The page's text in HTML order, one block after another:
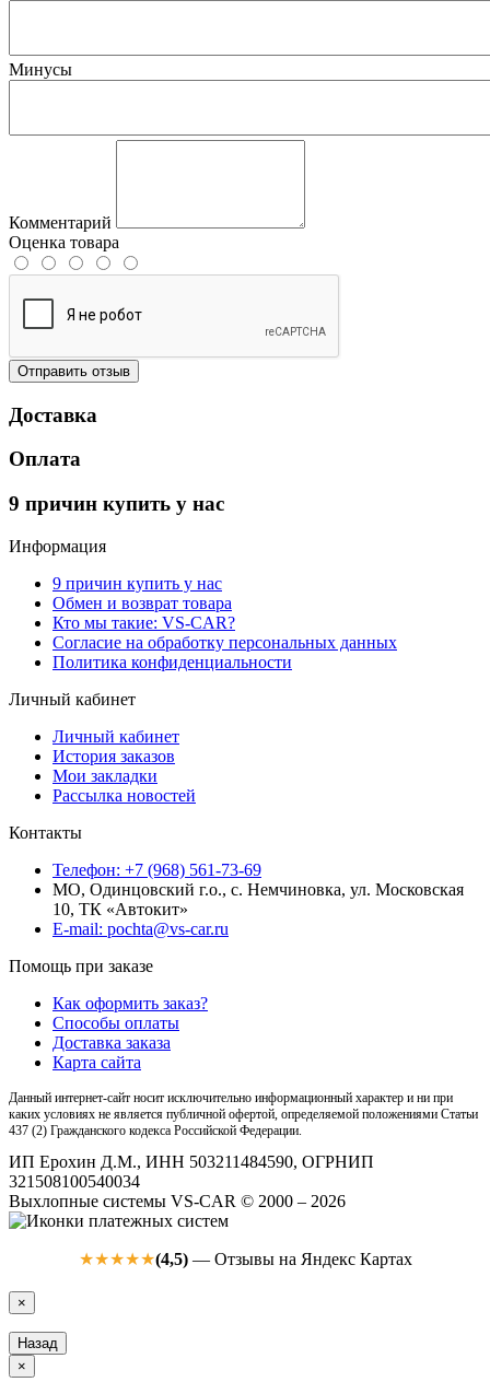
Минусы
Комментарий
Оценка товара
Отправить отзыв
Доставка
Оплата
9 причин купить у нас
Информация
9 причин купить у нас
Обмен и возврат товара
Кто мы такие: VS-CAR?
Согласие на обработку персональных данных
Политика конфиденциальности
Личный кабинет
Личный кабинет
История заказов
Мои закладки
Рассылка новостей
Контакты
Телефон: +7 (968) 561-73-69
МО, Одинцовский г.о., с. Немчиновка, ул. Московская
10, ТК «Автокит»
E-mail: pochta@vs-car.ru
Помощь при заказе
Как оформить заказ?
Способы оплаты
Доставка заказа
Карта сайта
Данный интернет-сайт носит исключительно информационный характер и ни при
каких условиях не является публичной офертой, определяемой положениями Статьи
437 (2) Гражданского кодекса Российской Федерации.
ИП Ерохин Д.М., ИНН 503211484590, ОГРНИП
321508100540034
Выхлопные системы VS-CAR © 2000 – 2026
★★★★★(4,5)— Отзывы на Яндекс Картах
×
Назад
×